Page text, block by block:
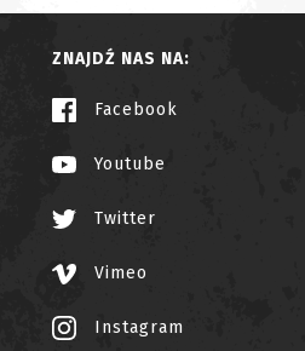
ZNAJDŹ NAS NA:
Facebook
Youtube
Twitter
Vimeo
Instagram